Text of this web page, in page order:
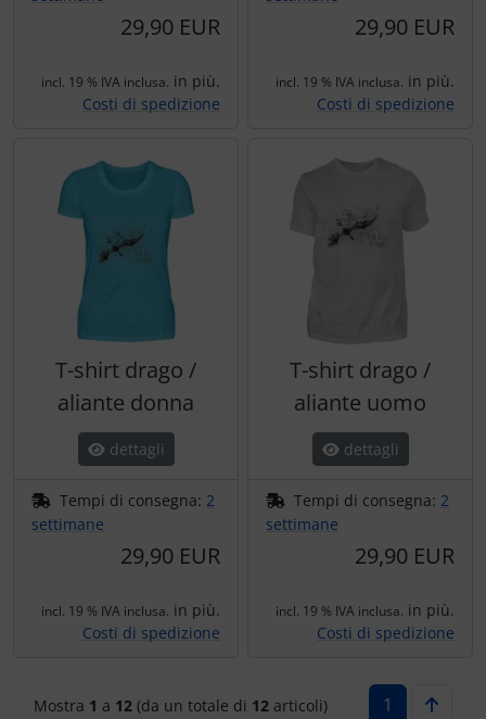
29,90 EUR
incl. 19 % IVA inclusa. in più.
Costi di spedizione
29,90 EUR
incl. 19 % IVA inclusa. in più.
Costi di spedizione
T-shirt drago /
aliante donna
dettagli
Tempi di consegna: 2
settimane
29,90 EUR
incl. 19 % IVA inclusa. in più.
Costi di spedizione
T-shirt drago /
aliante uomo
dettagli
Tempi di consegna: 2
settimane
29,90 EUR
incl. 19 % IVA inclusa. in più.
Costi di spedizione
Mostra 1 a 12 (da un totale di 12 articoli) 1